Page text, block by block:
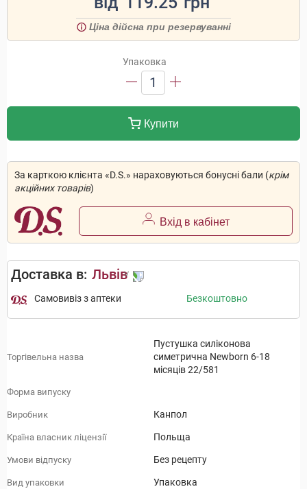
Ціна дійсна при резервуванні
Упаковка
1
Купити
За карткою клієнта «D.S.» нараховуються бонусні бали (крім
акційних товарів)
Вхід в кабінет
Доставка в: Львів
Самовивіз з аптеки Безкоштовно
Торгівельна назва
Пустушка силіконова
симетрична Newborn 6-18
місяців 22/581
Форма випуску
Виробник Канпол
Країна власник ліцензії Польща
Умови відпуску Без рецепту
Вид упаковки Упаковка